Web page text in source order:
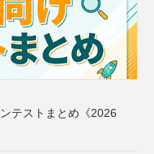
テストまとめ《2026